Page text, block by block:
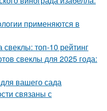
применяются в
топ-10 рейтинг
свеклы для 2025 года:
вашего сада
связаны с